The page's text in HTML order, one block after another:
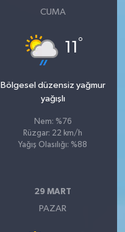
CUMA
11 °
Bölgesel düzensiz yağmur
yağışlı
Nem: %76
Rüzgar: 22 km/h
Yağış Olasılığı: %88
29 MART
PAZAR